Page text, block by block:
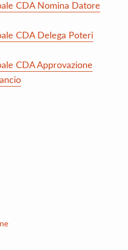
CDA Nomina Datore
CDA Delega Poteri
CDA Approvazione